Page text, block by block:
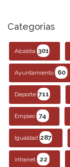
Categorias
Alcaldía 301
Ayuntamiento 60
Deporte 711
Empleo 74
Igualdad 287
intranet 22